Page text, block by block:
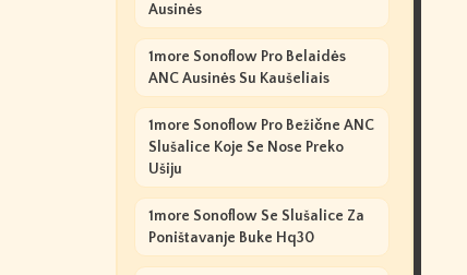
Ausinės
1more Sonoflow Pro Belaidės
ANC Ausinės Su Kaušeliais
1more Sonoflow Pro Bežične ANC
Slušalice Koje Se Nose Preko
Ušiju
1more Sonoflow Se Slušalice Za
Poništavanje Buke Hq30